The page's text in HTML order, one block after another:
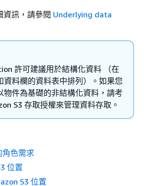
資訊，請參閱 Underlying data
許可建議用於結構化資料 （在
資料欄的資料表中排列）。如果您
物件為基礎的非結構化資料，請考
S3 存取授權來管理資料存取。
角色需求
位置
S3 位置